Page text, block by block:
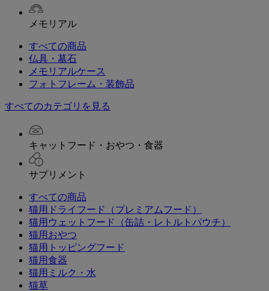
メモリアル
すべての商品
仏具・墓石
メモリアルケース
フォトフレーム・装飾品
すべてのカテゴリを見る
キャットフード・おやつ・食器
サプリメント
すべての商品
猫用ドライフード（プレミアムフード）
猫用ウェットフード（缶詰・レトルトパウチ）
猫用おやつ
猫用トッピングフード
猫用食器
猫用ミルク・水
猫草